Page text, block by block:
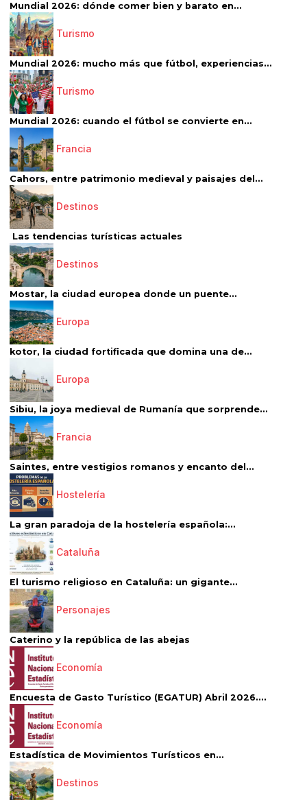
Mundial 2026: dónde comer bien y barato en...
Turismo
Mundial 2026: mucho más que fútbol, experiencias...
Turismo
Mundial 2026: cuando el fútbol se convierte en...
Francia
Cahors, entre patrimonio medieval y paisajes del...
Destinos
Las tendencias turísticas actuales
Destinos
Mostar, la ciudad europea donde un puente...
Europa
kotor, la ciudad fortificada que domina una de...
Europa
Sibiu, la joya medieval de Rumanía que sorprende...
Francia
Saintes, entre vestigios romanos y encanto del...
Hostelería
La gran paradoja de la hostelería española:...
Cataluña
El turismo religioso en Cataluña: un gigante...
Personajes
Caterino y la república de las abejas
Economía
Encuesta de Gasto Turístico (EGATUR) Abril 2026....
Economía
Estadística de Movimientos Turísticos en...
Destinos